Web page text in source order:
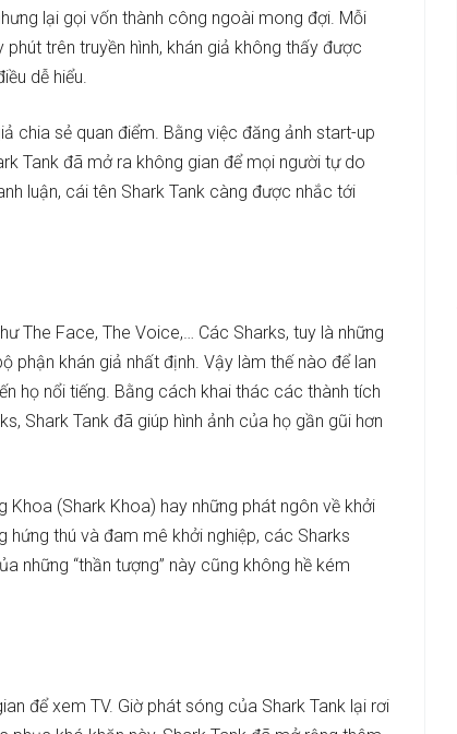
lại gọi vốn thành công ngoài mong đợi. Mỗi
trên truyền hình, khán giả không thấy được
dễ hiểu.
chia sẻ quan điểm. Bằng việc đăng ảnh start-up
Tank đã mở ra không gian để mọi người tự do
luận, cái tên Shark Tank càng được nhắc tới
The Face, The Voice,… Các Sharks, tuy là những
phận khán giả nhất định. Vậy làm thế nào để lan
họ nổi tiếng. Bằng cách khai thác các thành tích
Shark Tank đã giúp hình ảnh của họ gần gũi hơn
Khoa (Shark Khoa) hay những phát ngôn về khởi
hứng thú và đam mê khởi nghiệp, các Sharks
những “thần tượng” này cũng không hề kém
để xem TV. Giờ phát sóng của Shark Tank lại rơi